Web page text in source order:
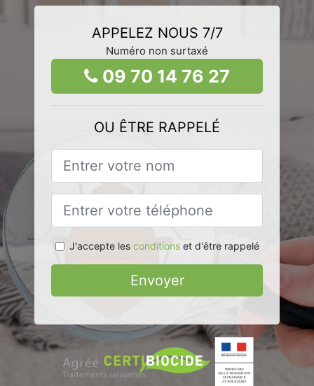
APPELEZ NOUS 7/7
Numéro non surtaxé
09 70 14 76 27
OU ÊTRE RAPPELÉ
J'accepte les conditionset d'être rappelé
Envoyer